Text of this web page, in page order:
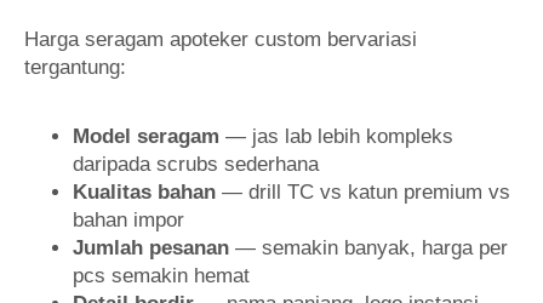
Harga seragam apoteker custom bervariasi
tergantung:
Model seragam — jas lab lebih kompleks
daripada scrubs sederhana
Kualitas bahan — drill TC vs katun premium vs
bahan impor
Jumlah pesanan — semakin banyak, harga per
pcs semakin hemat